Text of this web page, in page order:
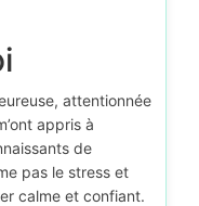
attentionnée
appris à
de
pas le stress et
calme et confiant.